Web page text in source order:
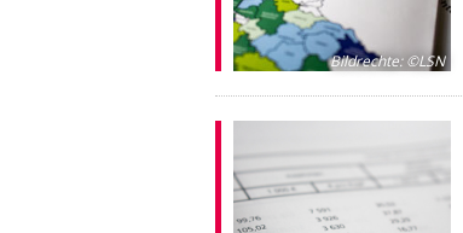
Bildrechte:©LSN